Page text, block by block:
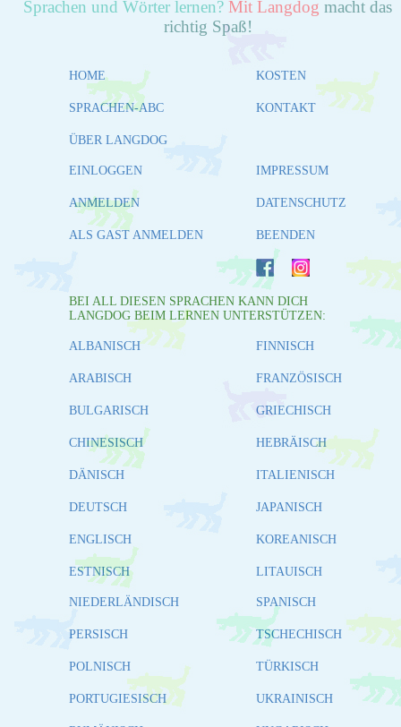
Sprachen und Wörter lernen? Mit Langdog macht das
richtig Spaß!
HOME
SPRACHEN-ABC
ÜBER LANGDOG
KOSTEN
KONTAKT
EINLOGGEN
ANMELDEN
ALS GAST ANMELDEN
IMPRESSUM
DATENSCHUTZ
BEENDEN
BEI ALL DIESEN SPRACHEN KANN DICH
LANGDOG BEIM LERNEN UNTERSTÜTZEN:
ALBANISCH
ARABISCH
BULGARISCH
CHINESISCH
DÄNISCH
DEUTSCH
ENGLISCH
ESTNISCH
FINNISCH
FRANZÖSISCH
GRIECHISCH
HEBRÄISCH
ITALIENISCH
JAPANISCH
KOREANISCH
LITAUISCH
NIEDERLÄNDISCH
PERSISCH
POLNISCH
PORTUGIESISCH
SPANISCH
TSCHECHISCH
TÜRKISCH
UKRAINISCH